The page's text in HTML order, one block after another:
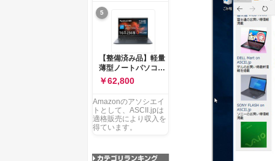
ンチ AMD Ryzen 7
170 メモリ16GB
SSD 512GB
Microsoft 365
Personal (24か月版)
搭載 Windows 11 重
量1.7kg Wi-Fi 6E ク
ワイエットブルー
M1502NAQ-
5
【整備済み品】軽量
薄型ノートパソコン
dynabook G83 ■
13.3型
FHD(1920x1080) -
高性能第11世代Core
i5-1135G7 - メモリ
16GB - SSD 256GB
USB Type-C - MS
￥62,800
Amazonのアソシエイ
トとして、ASCII.jpは
適格販売により収入を
得ています。